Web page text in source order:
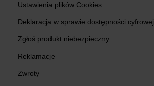
Ustawienia plików Cookies
Deklaracja w sprawie dostępności cyfrowej
Zgłoś produkt niebezpieczny
Reklamacje
Zwroty